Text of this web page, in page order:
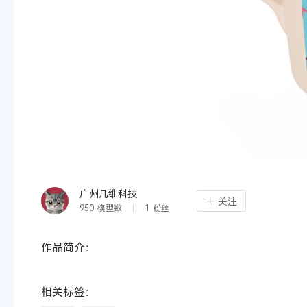
广州几维科技
950 模型数 1 粉丝
关注
作品简介：
相关标签：